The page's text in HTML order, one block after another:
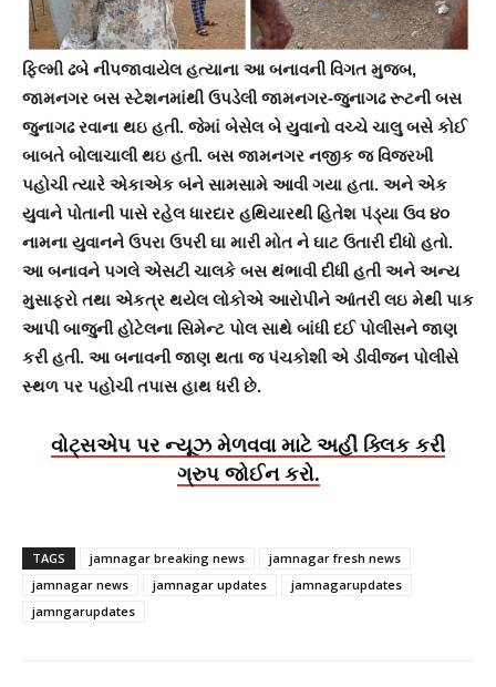
ફિલ્મી ઢબે નીપજાવાયેલ હત્યાના આ બનાવની વિગત મુજબ,
જામનગર બસ સ્ટેશનમાંથી ઉપડેલી જામનગર-જુનાગઢ રૂટની બસ
જુનાગઢ રવાના થઇ હતી. જેમાં બેસેલ બે યુવાનો વચ્ચે ચાલુ બસે કોઈ
બાબતે બોલાચાલી થઇ હતી. બસ જામનગર નજીક જ વિજરખી
પહોચી ત્યારે એકાએક બંને સામસામે આવી ગયા હતા. અને એક
યુવાને પોતાની પાસે રહેલ ધારદાર હથિયારથી હિતેશ પંડ્યા ઉવ ૪૦
નામના યુવાનને ઉપરા ઉપરી ઘા મારી મોત ને ઘાટ ઉતારી દીધો હતો.
આ બનાવને પગલે એસટી ચાલકે બસ થંભાવી દીધી હતી અને અન્ય
મુસાફરો તથા એકત્ર થયેલ લોકોએ આરોપીને આંતરી લઇ મેથી પાક
આપી બાજુની હોટેલના સિમેન્ટ પોલ સાથે બાંધી દઈ પોલીસને જાણ
કરી હતી. આ બનાવની જાણ થતા જ પંચકોશી એ ડીવીજન પોલીસે
સ્થળ પર પહોચી તપાસ હાથ ધરી છે.
વોટ્સએપ પર ન્યૂઝ મેળવવા માટે અહીં ક્લિક કરી
ગ્રુપ જોઈન કરો.
TAGS jamnagar breaking news
jamnagar fresh news
jamnagar news
jamnagar updates
jamnagarupdates
jamngarupdates